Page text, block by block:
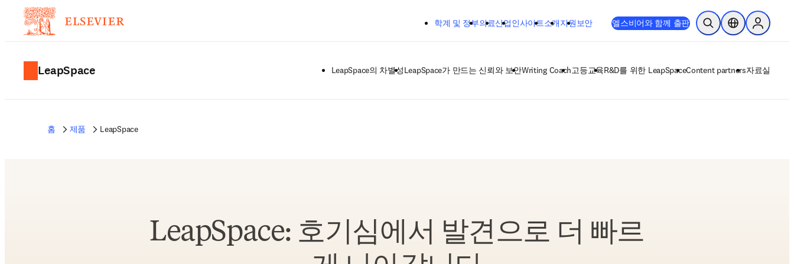
학계 및 정부의료산업인사이트소개지원 보안 엘스비어와 함께 출판 검색 열기위치 선택기Sign in to
LeapSpace LeapSpace의 차별성LeapSpace가 만드는 신뢰와 보안Writing Coach고등교육R&D를 위한 LeapSpaceContent partners자료실
홈 제품 LeapSpace
LeapSpace: 호기심에서 발견으로 더 빠르